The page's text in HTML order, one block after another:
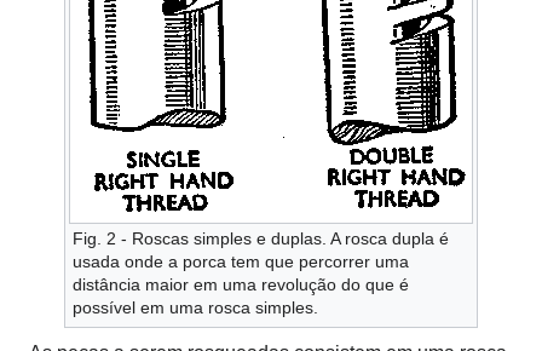
Fig. 2 - Roscas simples e duplas. A rosca dupla é
usada onde a porca tem que percorrer uma
distância maior em uma revolução do que é
possível em uma rosca simples.